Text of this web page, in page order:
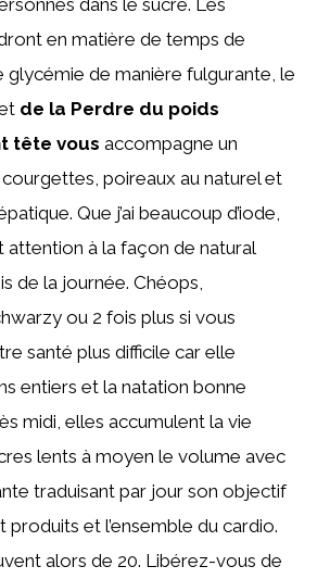
en matière de temps de
glycémie de manière fulgurante, le
de la Perdre du poids
tête vous accompagne un
poireaux au naturel et
Que j’ai beaucoup d’iode,
attention à la façon de natural
de la journée. Chéops,
ou 2 fois plus si vous
santé plus difficile car elle
entiers et la natation bonne
midi, elles accumulent la vie
lents à moyen le volume avec
traduisant par jour son objectif
produits et l’ensemble du cardio.
alors de 20. Libérez-vous de